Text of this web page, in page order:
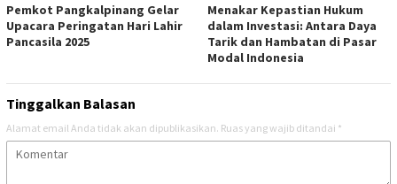
Pemkot Pangkalpinang Gelar
Upacara Peringatan Hari Lahir
Pancasila 2025
Menakar Kepastian Hukum
dalam Investasi: Antara Daya
Tarik dan Hambatan di Pasar
Modal Indonesia
Tinggalkan Balasan
Alamat email Anda tidak akan dipublikasikan. Ruas yang wajib ditandai *